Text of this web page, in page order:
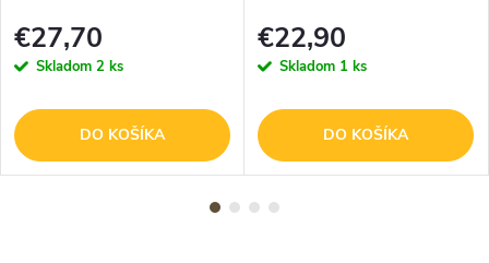
€27,70
Skladom 2 ks
DO KOŠÍKA
€22,90
Skladom 1 ks
DO KOŠÍKA